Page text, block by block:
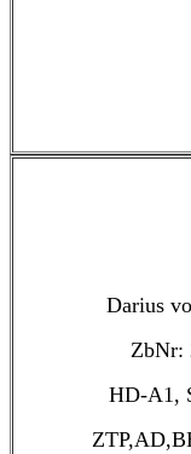
Darius
ZbNr:
HD-A1,